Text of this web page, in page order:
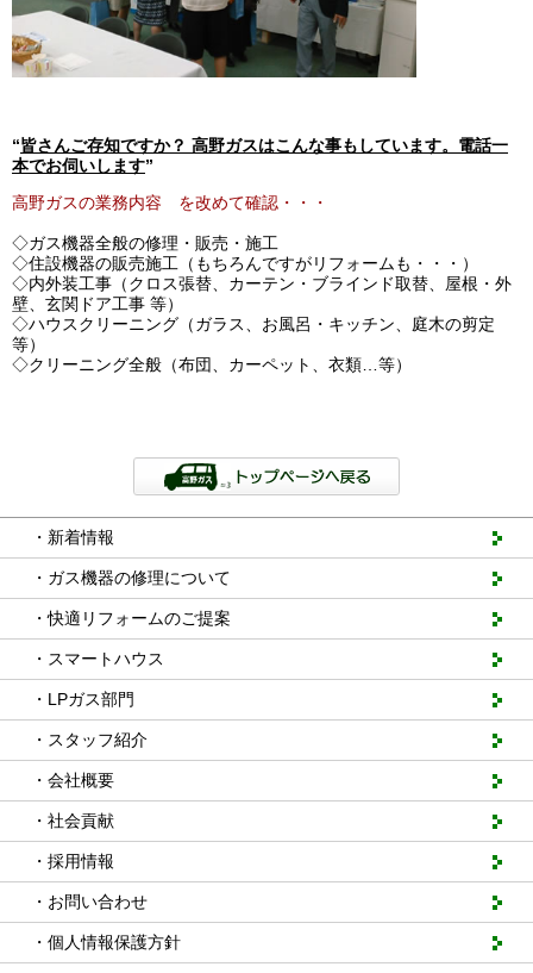
“皆さんご存知ですか？ 高野ガスはこんな事もしています。電話一
本でお伺いします”
高野ガスの業務内容 を改めて確認・・・
◇ガス機器全般の修理・販売・施工
◇住設機器の販売施工（もちろんですがリフォームも・・・）
◇内外装工事（クロス張替、カーテン・ブラインド取替、屋根・外
壁、玄関ドア工事 等）
◇ハウスクリーニング（ガラス、お風呂・キッチン、庭木の剪定
等）
◇クリーニング全般（布団、カーペット、衣類…等）
・新着情報
・ガス機器の修理について
・快適リフォームのご提案
・スマートハウス
・LPガス部門
・スタッフ紹介
・会社概要
・社会貢献
・採用情報
・お問い合わせ
・個人情報保護方針